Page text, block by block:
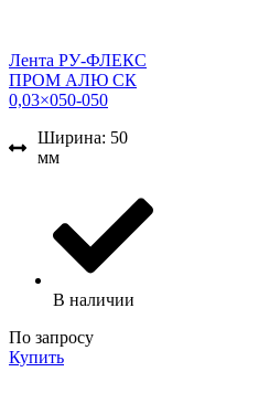
Лента РУ-ФЛЕКС
ПРОМ АЛЮ СК
0,03×050-050
Ширина: 50
мм
В наличии
По запросу
Купить